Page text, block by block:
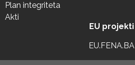
Plan integriteta
Akti
EU projekti
EU.FENA.BA